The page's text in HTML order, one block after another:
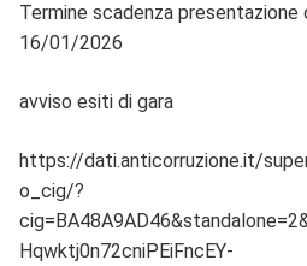
Termine scadenza
16/01/2026
avviso esiti di gara
https://dati.anticorruzione.it/
o_cig/?
Hqwktj0n72cniPEiFncEY-